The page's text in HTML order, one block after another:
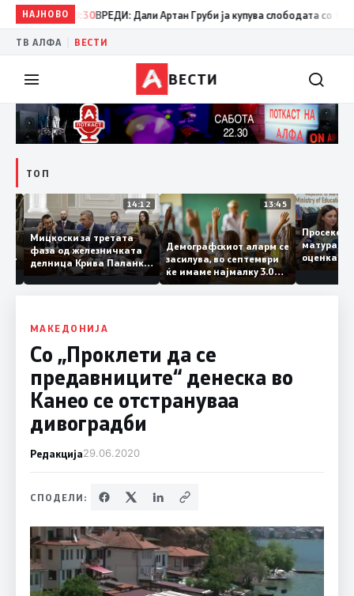
НАЈНОВО
08:30 ВРЕДИ: Дали Артан Груби ја купува слободата со тајните
ТВ АЛФА ВЕСТИ
ВЕСТИ
ТОП
15:20
Во
14:12
Мицкоски за третата
фаза од железничката
делница Крива Паланка
– Деве Баир: Проектот
нема да заврши на
целина
13:45
Демографскиот аларм се
засилува, во септември
ќе имаме најмалку 3.000
првачиња помалку
матура
оценка
МАКЕДОНИЈА
Со „Проклети да се
предавниците“ денеска во
Канео се отстрануваа
дивоградби
Редакција29.06.2020
СПОДЕЛИ: